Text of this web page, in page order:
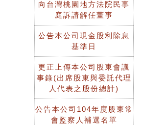
向台灣桃園地方法院民事
庭訴請解任董事
公告本公司現金股利除息
基準日
更正上傳本公司股東會議
事錄(出席股東與委託代理
人代表之股份總計)
公告本公司104年度股東常
會監察人補選名單